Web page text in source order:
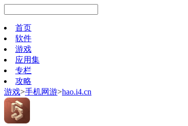
首页
软件
游戏
应用集
专栏
攻略
游戏>手机网游>hao.i4.cn